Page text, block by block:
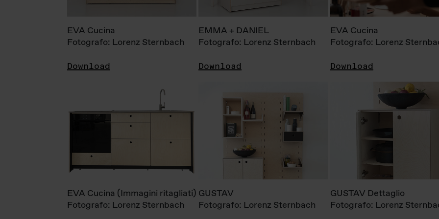
EVA Cucina
Fotografo: Lorenz Sternbach
Download
EMMA + DANIEL
Fotografo: Lorenz Sternbach
Download
EVA Cucina
Fotografo: Lorenz
Download
EVA Cucina (Immagini ritagliati)
Fotografo: Lorenz Sternbach
GUSTAV
Fotografo: Lorenz Sternbach
GUSTAV Dettaglio
Fotografo: Lorenz